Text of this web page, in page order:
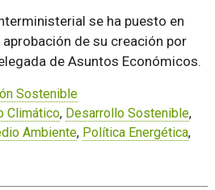
se ha puesto en
de su creación por
de Asuntos Económicos.
Sostenible
Climático, Desarrollo Sostenible,
Ambiente, Política Energética,